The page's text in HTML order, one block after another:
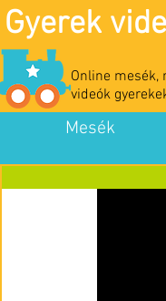
Gyerek
Online mesék,
videók
Mesék